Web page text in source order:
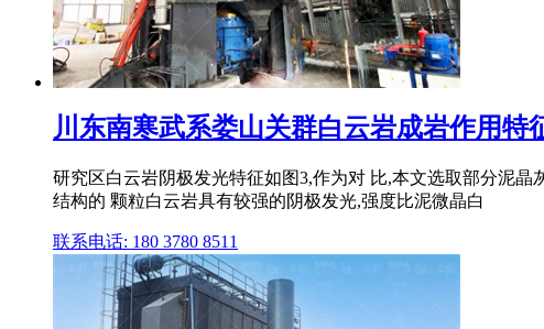
川东南寒武系娄山关群白云岩成岩作用特
研究区白云岩阴极发光特征如图3,作为对 比,本文选取部分泥
结构的 颗粒白云岩具有较强的阴极发光,强度比泥微晶白
联系电话: 180 3780 8511